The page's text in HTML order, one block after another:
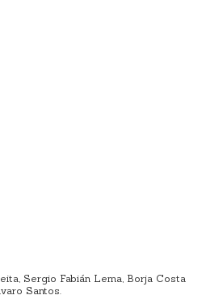
Sergio Fabián Lema, Borja Costa
Santos.